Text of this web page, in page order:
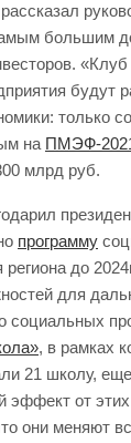
большим
«Клуб
будут
только
на ПМЭФ-
млрд руб.
программу
до
для
социальных
, в рамках
21 школу,
эффект от
они меняют